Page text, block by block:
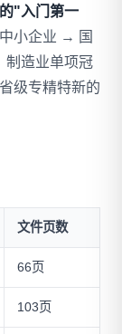
"入门第一
小企业 → 国
造业单项冠
级专精特新的
文件页数
66页
103页